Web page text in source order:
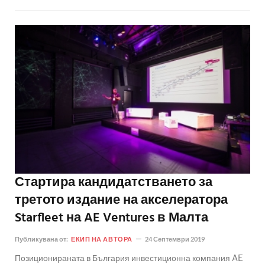
Стартира кандидатстването за
третото издание на акселератора
Starfleet на AE Ventures в Малта
Публикувана от: ЕКИП НА АВТОРА 24 Септември 2019
Позиционираната в България инвестиционна компания AE